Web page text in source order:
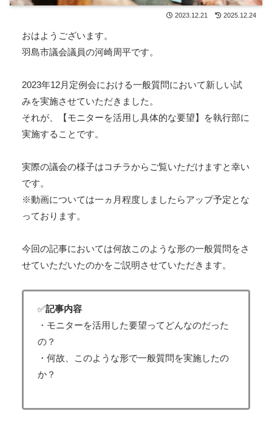
2023.12.21 2025.12.24
おはようございます。
羽島市議会議員の河崎周平です。
2023年12月定例会における一般質問において新しい試
みを実施させていただきました。
それが、【モニターを活用し具体的な要望】を執行部に
実施することです。
実際の議会の様子はコチラからご覧いただけますと幸い
です。
※動画については一ヵ月程度しましたらアップ予定とな
っております。
今回の記事においては何故このような形の一般質問をさ
せていただいたのかをご説明させていただきます。
✅記事内容
・モニターを活用した要望ってどんなのだった
の？
・何故、このような形で一般質問を実施したの
か？